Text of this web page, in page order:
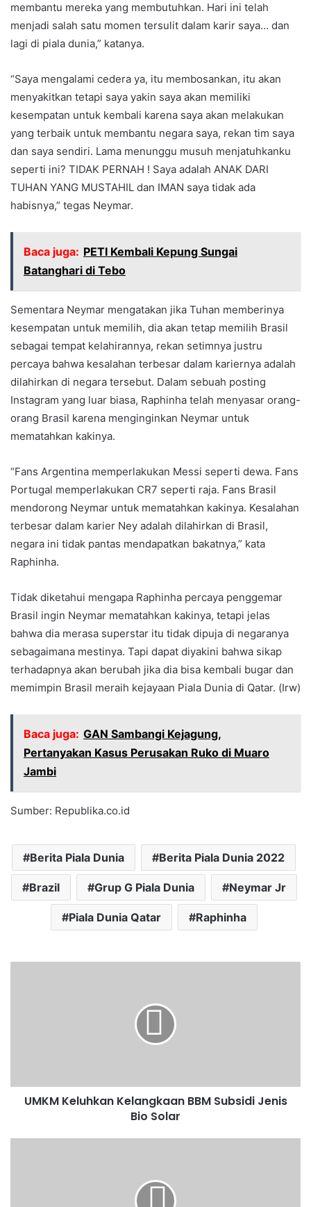
membantu mereka yang membutuhkan. Hari ini telah
menjadi salah satu momen tersulit dalam karir saya… dan
lagi di piala dunia,” katanya.
“Saya mengalami cedera ya, itu membosankan, itu akan
menyakitkan tetapi saya yakin saya akan memiliki
kesempatan untuk kembali karena saya akan melakukan
yang terbaik untuk membantu negara saya, rekan tim saya
dan saya sendiri. Lama menunggu musuh menjatuhkanku
seperti ini? TIDAK PERNAH ! Saya adalah ANAK DARI
TUHAN YANG MUSTAHIL dan IMAN saya tidak ada
habisnya,” tegas Neymar.
Baca juga: PETI Kembali Kepung Sungai
Batanghari di Tebo
Sementara Neymar mengatakan jika Tuhan memberinya
kesempatan untuk memilih, dia akan tetap memilih Brasil
sebagai tempat kelahirannya, rekan setimnya justru
percaya bahwa kesalahan terbesar dalam kariernya adalah
dilahirkan di negara tersebut. Dalam sebuah posting
Instagram yang luar biasa, Raphinha telah menyasar orang-
orang Brasil karena menginginkan Neymar untuk
mematahkan kakinya.
“Fans Argentina memperlakukan Messi seperti dewa. Fans
Portugal memperlakukan CR7 seperti raja. Fans Brasil
mendorong Neymar untuk mematahkan kakinya. Kesalahan
terbesar dalam karier Ney adalah dilahirkan di Brasil,
negara ini tidak pantas mendapatkan bakatnya,” kata
Raphinha.
Tidak diketahui mengapa Raphinha percaya penggemar
Brasil ingin Neymar mematahkan kakinya, tetapi jelas
bahwa dia merasa superstar itu tidak dipuja di negaranya
sebagaimana mestinya. Tapi dapat diyakini bahwa sikap
terhadapnya akan berubah jika dia bisa kembali bugar dan
memimpin Brasil meraih kejayaan Piala Dunia di Qatar. (Irw)
Baca juga: GAN Sambangi Kejagung,
Pertanyakan Kasus Perusakan Ruko di Muaro
Jambi
Sumber: Republika.co.id
Berita Piala Dunia Berita Piala Dunia 2022
Brazil Grup G Piala Dunia Neymar Jr
Piala Dunia Qatar Raphinha
UMKM Keluhkan Kelangkaan BBM Subsidi Jenis
Bio Solar